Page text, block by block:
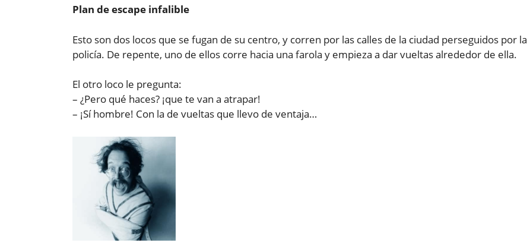
Plan de escape infalible
Esto son dos locos que se fugan de su centro, y corren por las calles de la ciudad perseguidos por la
policía. De repente, uno de ellos corre hacia una farola y empieza a dar vueltas alrededor de ella.
El otro loco le pregunta:
– ¿Pero qué haces? ¡que te van a atrapar!
– ¡Sí hombre! Con la de vueltas que llevo de ventaja…